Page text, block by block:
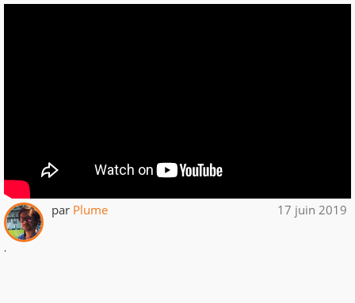
par Plume 17 juin 2019
.